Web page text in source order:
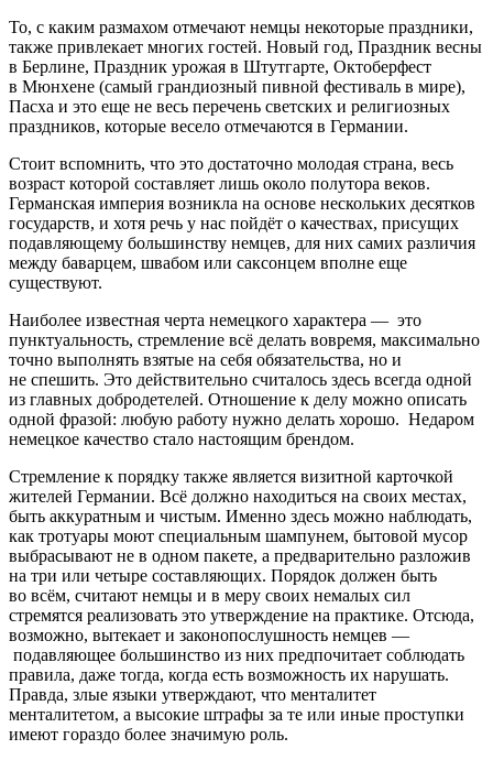
То, с каким размахом отмечают немцы некоторые праздники,
также привлекает многих гостей. Новый год, Праздник весны
в Берлине, Праздник урожая в Штутгарте, Октоберфест
в Мюнхене (самый грандиозный пивной фестиваль в мире),
Пасха и это еще не весь перечень светских и религиозных
праздников, которые весело отмечаются в Германии.
Стоит вспомнить, что это достаточно молодая страна, весь
возраст которой составляет лишь около полутора веков.
Германская империя возникла на основе нескольких десятков
государств, и хотя речь у нас пойдёт о качествах, присущих
подавляющему большинству немцев, для них самих различия
между баварцем, швабом или саксонцем вполне еще
существуют.
Наиболее известная черта немецкого характера — это
пунктуальность, стремление всё делать вовремя, максимально
точно выполнять взятые на себя обязательства, но и
не спешить. Это действительно считалось здесь всегда одной
из главных добродетелей. Отношение к делу можно описать
одной фразой: любую работу нужно делать хорошо. Недаром
немецкое качество стало настоящим брендом.
Стремление к порядку также является визитной карточкой
жителей Германии. Всё должно находиться на своих местах,
быть аккуратным и чистым. Именно здесь можно наблюдать,
как тротуары моют специальным шампунем, бытовой мусор
выбрасывают не в одном пакете, а предварительно разложив
на три или четыре составляющих. Порядок должен быть
во всём, считают немцы и в меру своих немалых сил
стремятся реализовать это утверждение на практике. Отсюда,
возможно, вытекает и законопослушность немцев —
подавляющее большинство из них предпочитает соблюдать
правила, даже тогда, когда есть возможность их нарушать.
Правда, злые языки утверждают, что менталитет
менталитетом, а высокие штрафы за те или иные проступки
имеют гораздо более значимую роль.